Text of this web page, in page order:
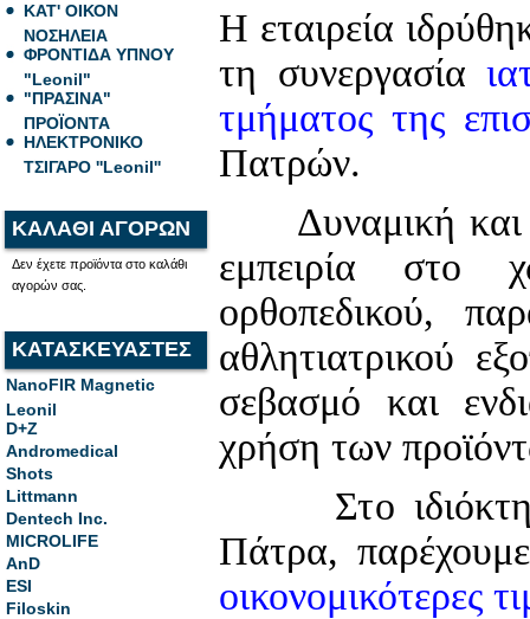
ΚΑΤ' ΟΙΚΟΝ
ΝΟΣΗΛΕΙΑ
ΦΡΟΝΤΙΔΑ ΥΠΝΟΥ
"Leonil"
"ΠΡΑΣΙΝΑ"
ΠΡΟΪΟΝΤΑ
ΗΛΕΚΤΡΟΝΙΚΟ
ΤΣΙΓΑΡΟ ''Leonil''
ΚΑΛΑΘΙ ΑΓΟΡΩΝ
Δεν έχετε προϊόντα στο καλάθι
αγορών σας.
ΚΑΤΑΣΚΕΥΑΣΤΕΣ
NanoFIR Magnetic
Leonil
D+Z
Andromedical
Shots
Littmann
Dentech Inc.
MICROLIFE
AnD
ESI
Filoskin
Η εταιρεία
τη συνεργασία
τμήματος της
Πατρών.
Δυναμική και
εμπειρία στο
ορθοπεδικού,
αθλητιατρικού
σεβασμό και
χρήση των
Στο
Πάτρα,
οικονομικότερες